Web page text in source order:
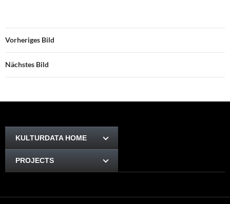
Vorheriges Bild
Nächstes Bild
KULTURDATA HOME
PROJECTS